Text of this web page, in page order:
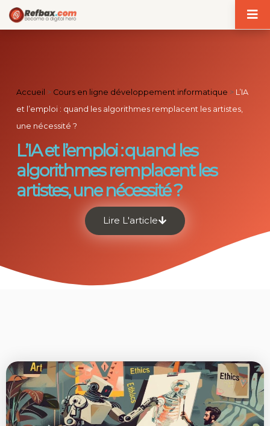
Accueil > Cours en ligne développement informatique > L’IA
et l’emploi : quand les algorithmes remplacent les artistes,
une nécessité ?
L’IA et l’emploi : quand les
algorithmes remplacent les
artistes, une nécessité ?
Lire L'article
Panneau de gestion des cookies